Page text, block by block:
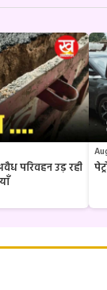
परिवहन उड़ रही